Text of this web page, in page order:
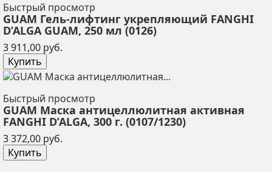
Быстрый просмотр
GUAM Гель-лифтинг укрепляющий FANGHI
D’ALGA GUAM, 250 мл (0126)
3 911,00 руб.
Купить
Быстрый просмотр
GUAM Маска антицеллюлитная активная
FANGHI D’ALGA, 300 г. (0107/1230)
3 372,00 руб.
Купить